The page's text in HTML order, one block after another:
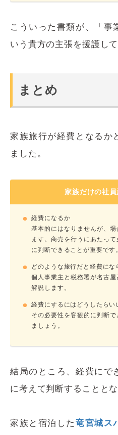
こういった書類が、「事
いう貴方の主張を援護して
まとめ
家族旅行が経費となるか
ました。
家族だけの社
経費になるか
基本的にはなりませんが、
ます。商売を行うにあたっ
に判断できることが重要です
どのような旅行だと経費にな
個人事業主と税務署が名古
解説します。
経費にするにはどうしたらい
その必要性を客観的に判断
ましょう。
結局のところ、経費にで
に考えて判断することとな
家族と宿泊した竜宮城ス